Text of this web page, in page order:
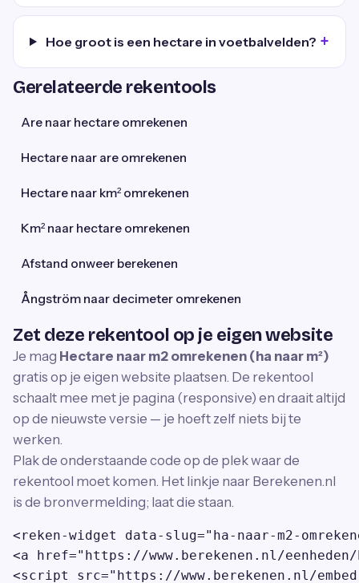
Hoe groot is een hectare in voetbalvelden?
Gerelateerde rekentools
Are naar hectare omrekenen
Hectare naar are omrekenen
Hectare naar km² omrekenen
Km² naar hectare omrekenen
Afstand onweer berekenen
Ångström naar decimeter omrekenen
Zet deze rekentool op je eigen website
Je mag Hectare naar m2 omrekenen (ha naar m²)
gratis op je eigen website plaatsen. De rekentool
schaalt mee met je pagina (responsive) en draait altijd
op de nieuwste versie — je hoeft zelf niets bij te
werken.
Plak de onderstaande code op de plek waar de
rekentool moet komen. Het linkje naar Berekenen.nl
is de bronvermelding; laat die staan.
<reken-widget data-slug="ha-naar-m2-
<a href="https://www.berekenen.nl/eenheden/
<script src="https://www.berekenen.nl/